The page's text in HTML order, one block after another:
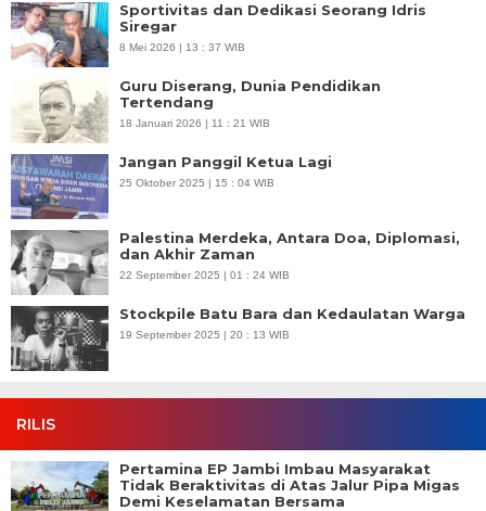
Sportivitas dan Dedikasi Seorang Idris
Siregar
8 Mei 2026 | 13 : 37 WIB
Guru Diserang, Dunia Pendidikan
Tertendang
18 Januari 2026 | 11 : 21 WIB
Jangan Panggil Ketua Lagi
25 Oktober 2025 | 15 : 04 WIB
Palestina Merdeka, Antara Doa, Diplomasi,
dan Akhir Zaman
22 September 2025 | 01 : 24 WIB
Stockpile Batu Bara dan Kedaulatan Warga
19 September 2025 | 20 : 13 WIB
RILIS
Pertamina EP Jambi Imbau Masyarakat
Tidak Beraktivitas di Atas Jalur Pipa Migas
Demi Keselamatan Bersama